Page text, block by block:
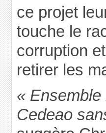
ce projet
touche le
corruption
retirer les
«
Cedeao